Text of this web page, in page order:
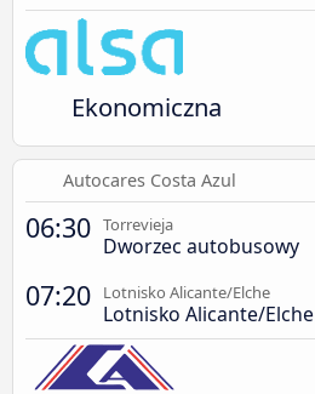
Ekonomiczna
Autocares Costa Azul
06:30 Torrevieja
Dworzec autobusowy
07:20 Lotnisko Alicante/Elche
Lotnisko Alicante/Elche